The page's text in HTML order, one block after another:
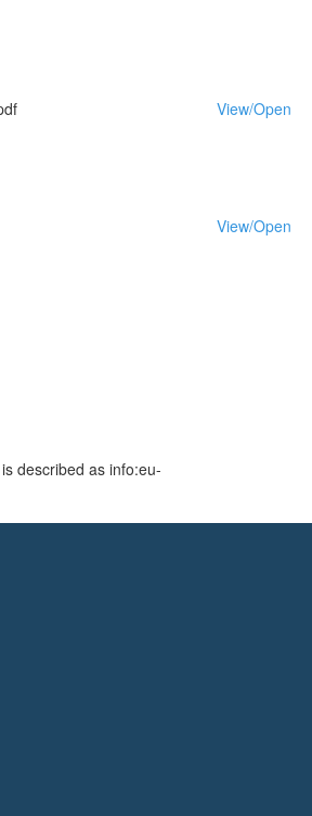
View/Open
View/Open
described as info:eu-